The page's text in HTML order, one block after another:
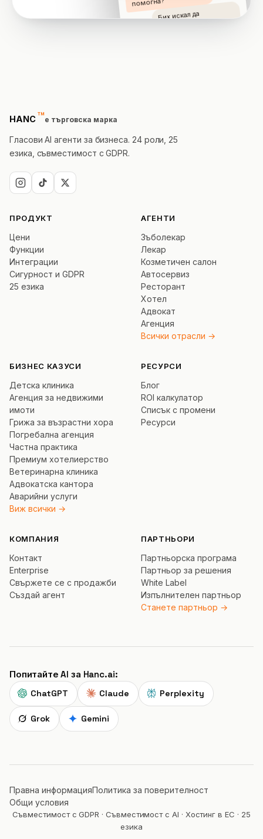
Бих искал да
резервирам демо.
HANC™
trademarkе търговска марка
Гласови AI агенти за бизнеса. 24 роли, 25
езика, съвместимост с GDPR.
ПРОДУКТ
Цени
Функции
Интеграции
Сигурност и GDPR
25 езика
АГЕНТИ
Зъболекар
Лекар
Козметичен салон
Автосервиз
Ресторант
Хотел
Адвокат
Агенция
Всички отрасли →
БИЗНЕС КАЗУСИ
Детска клиника
Агенция за недвижими
имоти
Грижа за възрастни хора
Погребална агенция
Частна практика
Премиум хотелиерство
Ветеринарна клиника
Адвокатска кантора
Аварийни услуги
Виж всички →
РЕСУРСИ
Блог
ROI калкулатор
Списък с промени
Ресурси
КОМПАНИЯ
Контакт
Enterprise
Свържете се с продажби
Създай агент
ПАРТНЬОРИ
Партньорска програма
Партньор за решения
White Label
Изпълнителен партньор
Станете партньор →
Попитайте AI за Hanc.ai:
ChatGPT Claude Perplexity
Grok Gemini
Правна информацияПолитика за поверителност
Общи условия
Съвместимост с GDPR · Съвместимост с AI · Хостинг в ЕС · 25
езика